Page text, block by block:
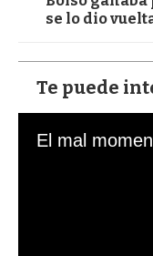
se lo dio
Te puede